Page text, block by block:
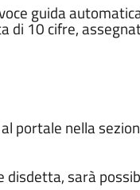
guida
di 10 cifre,
portale nella
disdetta, sarà